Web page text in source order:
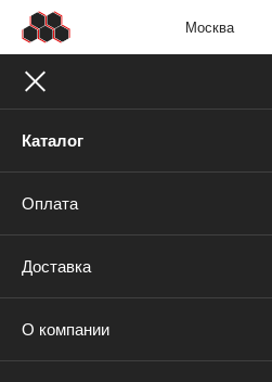
Москва
Каталог
Оплата
Доставка
О компании